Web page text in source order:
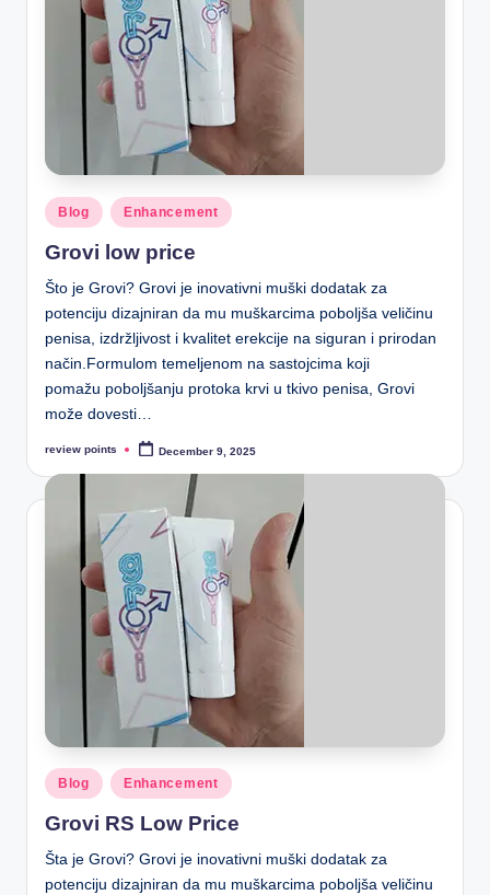
Blog Enhancement
Grovi low price
Što je Grovi? Grovi je inovativni muški dodatak za
potenciju dizajniran da mu muškarcima poboljša veličinu
penisa, izdržljivost i kvalitet erekcije na siguran i prirodan
način.Formulom temeljenom na sastojcima koji
pomažu poboljšanju protoka krvi u tkivo penisa, Grovi
može dovesti…
review points December 9, 2025
Blog Enhancement
Grovi RS Low Price
Šta je Grovi? Grovi je inovativni muški dodatak za
potenciju dizajniran da mu muškarcima poboljša veličinu